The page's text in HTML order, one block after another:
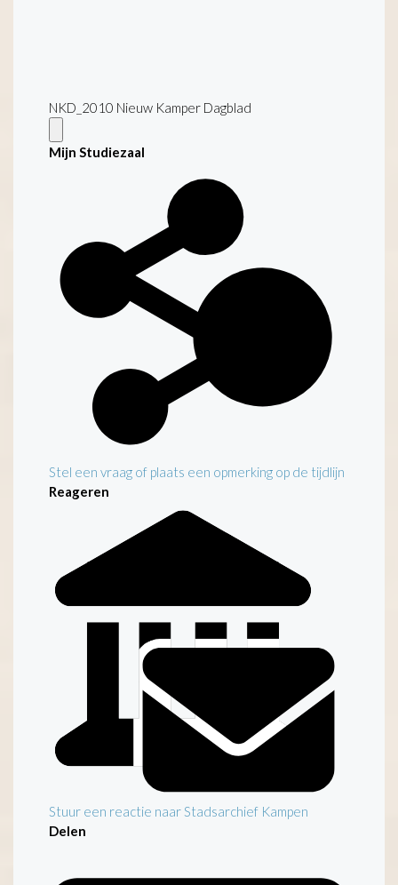
NKD_2010 Nieuw Kamper Dagblad
Mijn Studiezaal
Stel een vraag of plaats een opmerking op de tijdlijn
Reageren
Stuur een reactie naar Stadsarchief Kampen
Delen